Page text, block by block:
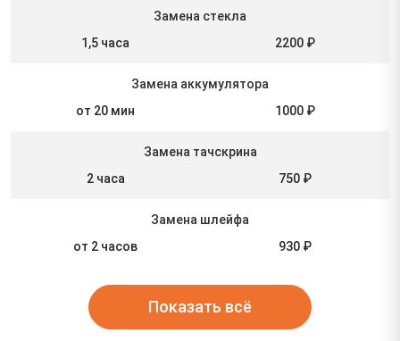
Замена стекла
1,5 часа
2200 ₽
Замена аккумулятора
от 20 мин
1000 ₽
Замена тачскрина
2 часа
750 ₽
Замена шлейфа
от 2 часов
930 ₽
Показать всё